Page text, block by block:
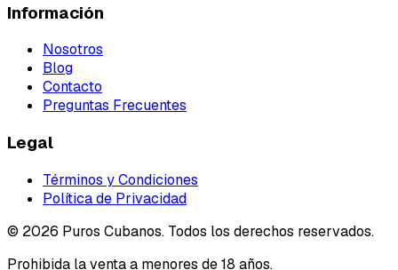
Información
Nosotros
Blog
Contacto
Preguntas Frecuentes
Legal
Términos y Condiciones
Política de Privacidad
© 2026 Puros Cubanos. Todos los derechos reservados.
Prohibida la venta a menores de 18 años.